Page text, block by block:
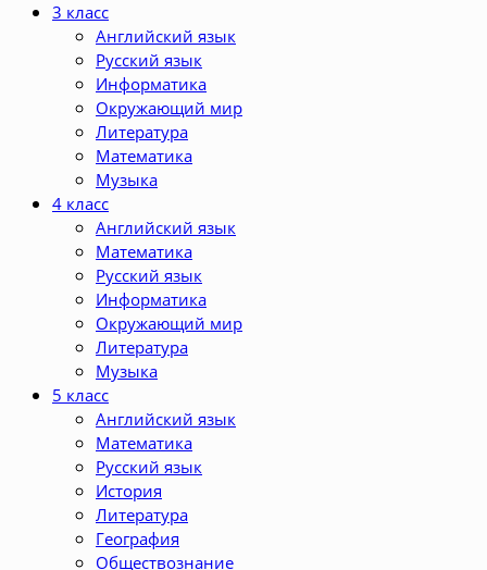
3 класс
Английский язык
Русский язык
Информатика
Окружающий мир
Литература
Математика
Музыка
4 класс
Английский язык
Математика
Русский язык
Информатика
Окружающий мир
Литература
Музыка
5 класс
Английский язык
Математика
Русский язык
История
Литература
География
Обществознание